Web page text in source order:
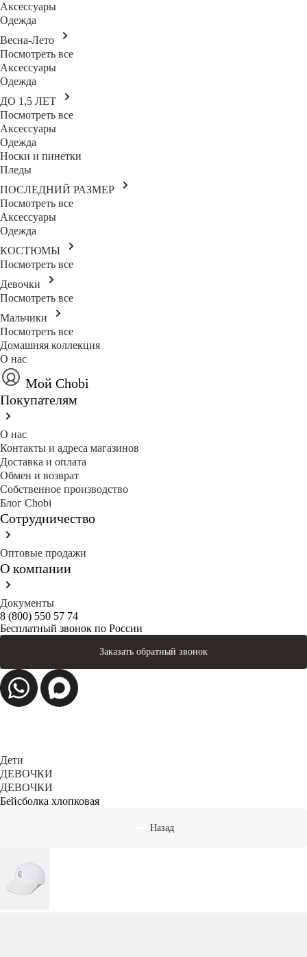
Аксессуары
Одежда
Весна-Лето
Посмотреть все
Аксессуары
Одежда
ДО 1,5 ЛЕТ
Посмотреть все
Аксессуары
Одежда
Носки и пинетки
Пледы
ПОСЛЕДНИЙ РАЗМЕР
Посмотреть все
Аксессуары
Одежда
КОСТЮМЫ
Посмотреть все
Девочки
Посмотреть все
Мальчики
Посмотреть все
Домашняя коллекция
О нас
Мой Chobi
Покупателям
О нас
Контакты и адреса магазинов
Доставка и оплата
Обмен и возврат
Собственное производство
Блог Сhobi
Сотрудничество
Оптовые продажи
О компании
Документы
8 (800) 550 57 74
Бесплатный звонок по России
Заказать обратный звонок
Дети
ДЕВОЧКИ
ДЕВОЧКИ
Бейсболка хлопковая
Назад